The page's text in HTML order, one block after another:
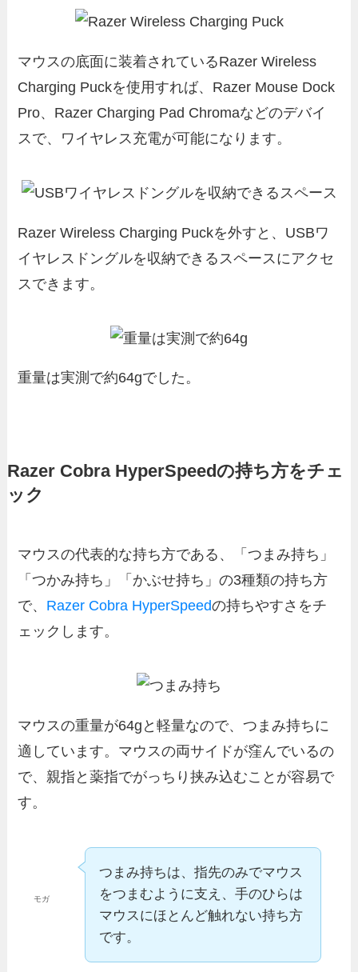
マウスの底面に装着されているRazer Wireless
Charging Puckを使用すれば、Razer Mouse Dock
Pro、Razer Charging Pad Chromaなどのデバイ
スで、ワイヤレス充電が可能になります。
Razer Wireless Charging Puckを外すと、USBワ
イヤレスドングルを収納できるスペースにアクセ
スできます。
重量は実測で約64gでした。
Razer Cobra HyperSpeedの持ち方をチェ
ック
マウスの代表的な持ち方である、「つまみ持ち」
「つかみ持ち」「かぶせ持ち」の3種類の持ち方
で、 Razer Cobra HyperSpeedの持ちやすさをチ
ェックします。
マウスの重量が64gと軽量なので、つまみ持ちに
適しています。マウスの両サイドが窪んでいるの
で、親指と薬指でがっちり挟み込むことが容易で
す。
モガ
つまみ持ちは、指先のみでマウス
をつまむように支え、手のひらは
マウスにほとんど触れない持ち方
です。